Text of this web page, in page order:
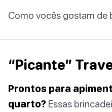
Como vocês gostam de
“Picante”
Prontos para
quarto? Essas